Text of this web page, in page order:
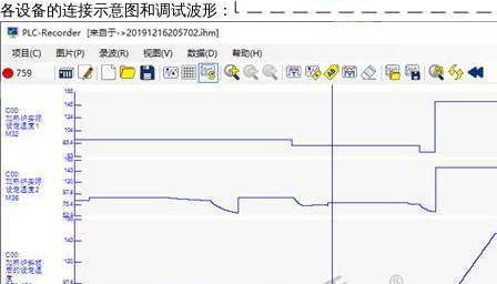
各设备的连接示意图和调试波形：